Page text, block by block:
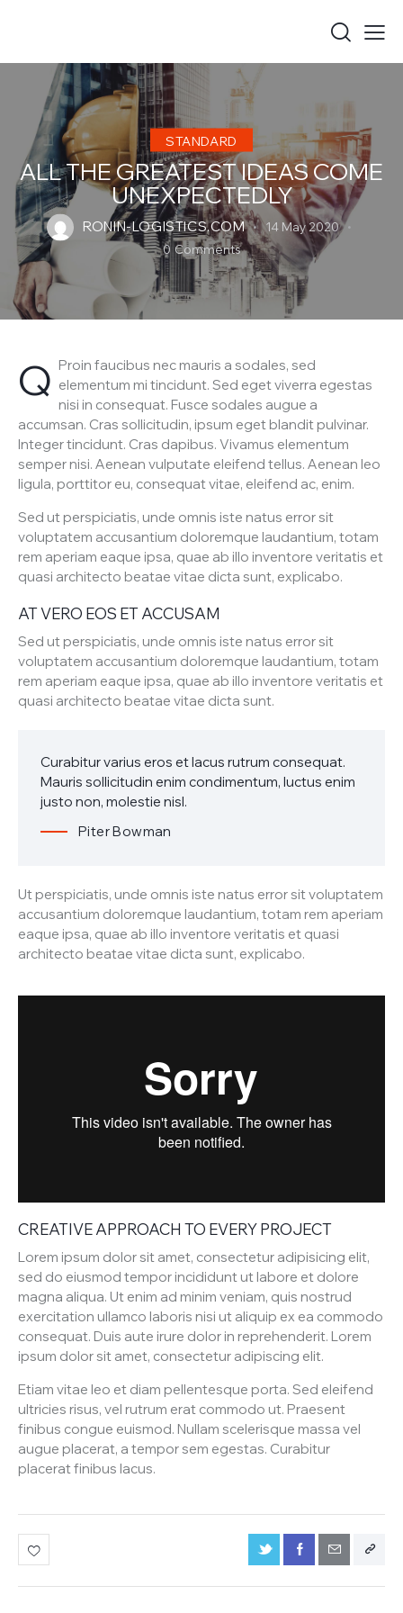
STANDARD
ALL THE GREATEST IDEAS COME
UNEXPECTEDLY
RONIN-LOGISTICS.COM
14 May 2020
0 Comments
Q Proin faucibus nec mauris a sodales, sed
elementum mi tincidunt. Sed eget viverra egestas
nisi in consequat. Fusce sodales augue a
accumsan. Cras sollicitudin, ipsum eget blandit pulvinar.
Integer tincidunt. Cras dapibus. Vivamus elementum
semper nisi. Aenean vulputate eleifend tellus. Aenean leo
ligula, porttitor eu, consequat vitae, eleifend ac, enim.
Sed ut perspiciatis, unde omnis iste natus error sit
voluptatem accusantium doloremque laudantium, totam
rem aperiam eaque ipsa, quae ab illo inventore veritatis et
quasi architecto beatae vitae dicta sunt, explicabo.
AT VERO EOS ET ACCUSAM
Sed ut perspiciatis, unde omnis iste natus error sit
voluptatem accusantium doloremque laudantium, totam
rem aperiam eaque ipsa, quae ab illo inventore veritatis et
quasi architecto beatae vitae dicta sunt.
Curabitur varius eros et lacus rutrum consequat.
Mauris sollicitudin enim condimentum, luctus enim
justo non, molestie nisl.
Piter Bowman
Ut perspiciatis, unde omnis iste natus error sit voluptatem
accusantium doloremque laudantium, totam rem aperiam
eaque ipsa, quae ab illo inventore veritatis et quasi
architecto beatae vitae dicta sunt, explicabo.
CREATIVE APPROACH TO EVERY PROJECT
Lorem ipsum dolor sit amet, consectetur adipisicing elit,
sed do eiusmod tempor incididunt ut labore et dolore
magna aliqua. Ut enim ad minim veniam, quis nostrud
exercitation ullamco laboris nisi ut aliquip ex ea commodo
consequat. Duis aute irure dolor in reprehenderit. Lorem
ipsum dolor sit amet, consectetur adipiscing elit.
Etiam vitae leo et diam pellentesque porta. Sed eleifend
ultricies risus, vel rutrum erat commodo ut. Praesent
finibus congue euismod. Nullam scelerisque massa vel
augue placerat, a tempor sem egestas. Curabitur
placerat finibus lacus.